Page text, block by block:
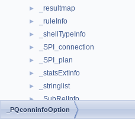
► _resultmap
► _ruleInfo
► _shellTypeInfo
► _SPI_connection
► _SPI_plan
► _statsExtInfo
► _stringlist
► _SubRelInfo
► _SubscriptionInfo
_PQconninfoOption